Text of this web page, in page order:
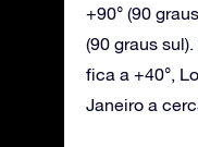
+90° (90
(90 graus
fica a +40°,
Janeiro a